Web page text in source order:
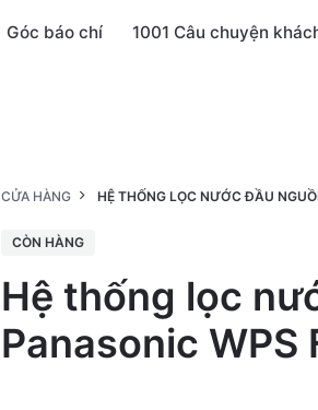
Góc báo chí 1001 Câu chuyện
CỬA HÀNG HỆ THỐNG LỌC NƯỚC ĐẦU
CÒN HÀNG
Hệ thống lọc
Panasonic WPS